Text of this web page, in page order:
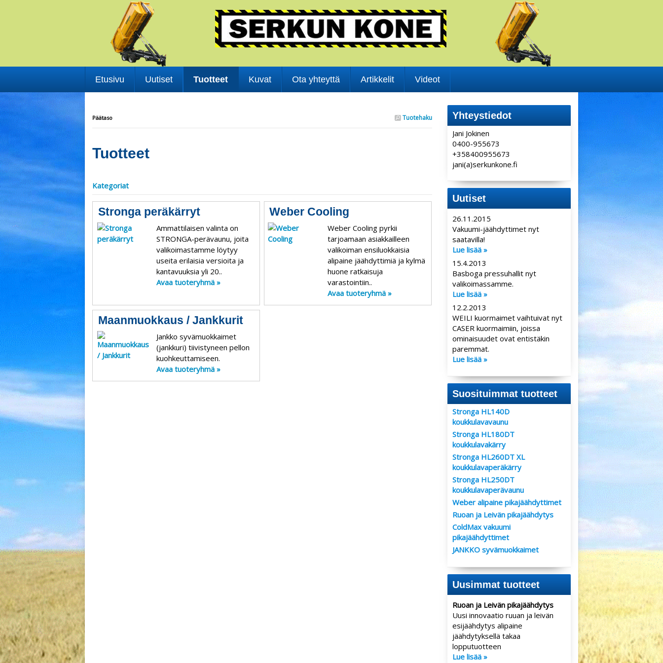
Etusivu Uutiset Tuotteet Kuvat Ota yhteyttä Artikkelit Videot
Tuotehaku
Päätaso
Tuotteet
Kategoriat
Stronga peräkärryt
Ammattilaisen valinta on
STRONGA-perävaunu, joita
valikoimastamme löytyy
useita erilaisia versioita ja
kantavuuksia yli 20..
Avaa tuoteryhmä »
Weber Cooling
Weber Cooling pyrkii
tarjoamaan asiakkailleen
valikoiman ensiluokkaisia
alipaine jäähdyttimiä ja kylmä
huone ratkaisuja
varastointiin..
Avaa tuoteryhmä »
Maanmuokkaus / Jankkurit
Jankko syvämuokkaimet
(jankkuri) tiivistyneen pellon
kuohkeuttamiseen.
Avaa tuoteryhmä »
Yhteystiedot
Jani Jokinen
0400-955673
+358400955673
jani(a)serkunkone.fi
Uutiset
26.11.2015
Vakuumi-jäähdyttimet nyt
saatavilla!
Lue lisää »
15.4.2013
Basboga pressuhallit nyt
valikoimassamme.
Lue lisää »
12.2.2013
WEILI kuormaimet vaihtuivat nyt
CASER kuormaimiin, joissa
ominaisuudet ovat entistäkin
paremmat.
Lue lisää »
Suosituimmat tuotteet
Stronga HL140D
koukkulavavaunu
Stronga HL180DT
koukkulavakärry
Stronga HL260DT XL
koukkulavaperäkärry
Stronga HL250DT
koukkulavaperävaunu
Weber alipaine pikajäähdyttimet
Ruoan ja Leivän pikajäähdytys
ColdMax vakuumi
pikajäähdyttimet
JANKKO syvämuokkaimet
Uusimmat tuotteet
Ruoan ja Leivän pikajäähdytys
Uusi innovaatio ruuan ja leivän
esijäähdytys alipaine
jäähdytyksellä takaa
lopputuotteen
Lue lisää »